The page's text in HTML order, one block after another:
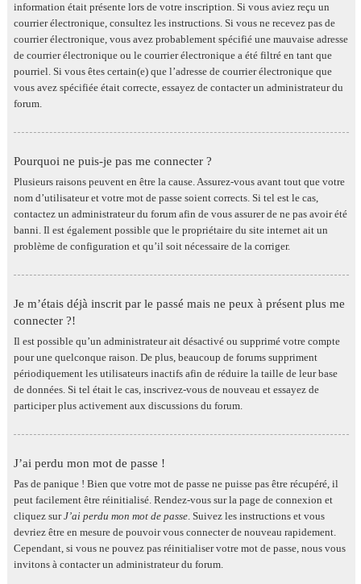
information était présente lors de votre inscription. Si vous aviez reçu un
courrier électronique, consultez les instructions. Si vous ne recevez pas de
courrier électronique, vous avez probablement spécifié une mauvaise adresse
de courrier électronique ou le courrier électronique a été filtré en tant que
pourriel. Si vous êtes certain(e) que l’adresse de courrier électronique que
vous avez spécifiée était correcte, essayez de contacter un administrateur du
forum.
Pourquoi ne puis-je pas me connecter ?
Plusieurs raisons peuvent en être la cause. Assurez-vous avant tout que votre
nom d’utilisateur et votre mot de passe soient corrects. Si tel est le cas,
contactez un administrateur du forum afin de vous assurer de ne pas avoir été
banni. Il est également possible que le propriétaire du site internet ait un
problème de configuration et qu’il soit nécessaire de la corriger.
Je m’étais déjà inscrit par le passé mais ne peux à présent plus me
connecter ?!
Il est possible qu’un administrateur ait désactivé ou supprimé votre compte
pour une quelconque raison. De plus, beaucoup de forums suppriment
périodiquement les utilisateurs inactifs afin de réduire la taille de leur base
de données. Si tel était le cas, inscrivez-vous de nouveau et essayez de
participer plus activement aux discussions du forum.
J’ai perdu mon mot de passe !
Pas de panique ! Bien que votre mot de passe ne puisse pas être récupéré, il
peut facilement être réinitialisé. Rendez-vous sur la page de connexion et
cliquez surJ’ai perdu mon mot de passe. Suivez les instructions et vous
devriez être en mesure de pouvoir vous connecter de nouveau rapidement.
Cependant, si vous ne pouvez pas réinitialiser votre mot de passe, nous vous
invitons à contacter un administrateur du forum.